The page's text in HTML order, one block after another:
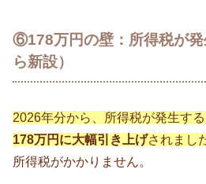
⑥178万円の壁：所得税が
ら新設）
2026年分から、所得税が発生す
178万円に大幅引き上げされまし
所得税がかかりません。